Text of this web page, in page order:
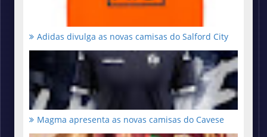
Adidas divulga as novas camisas do Salford City
Magma apresenta as novas camisas do Cavese